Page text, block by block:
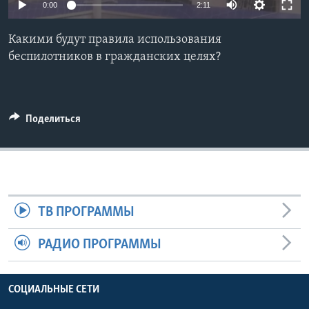
СОЦИАЛЬНЫЕ СЕТИ
Языки
0:00 2:11
Какими будут правила использования
беспилотников в гражданских целях?
Поделиться
ТВ ПРОГРАММЫ
РАДИО ПРОГРАММЫ
СОЦИАЛЬНЫЕ СЕТИ